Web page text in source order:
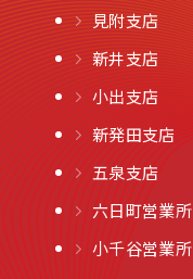
見附支店
新井支店
小出支店
新発田支店
五泉支店
六日町営業所
小千谷営業所